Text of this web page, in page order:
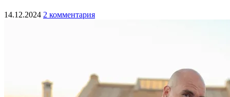
14.12.2024 2 комментария